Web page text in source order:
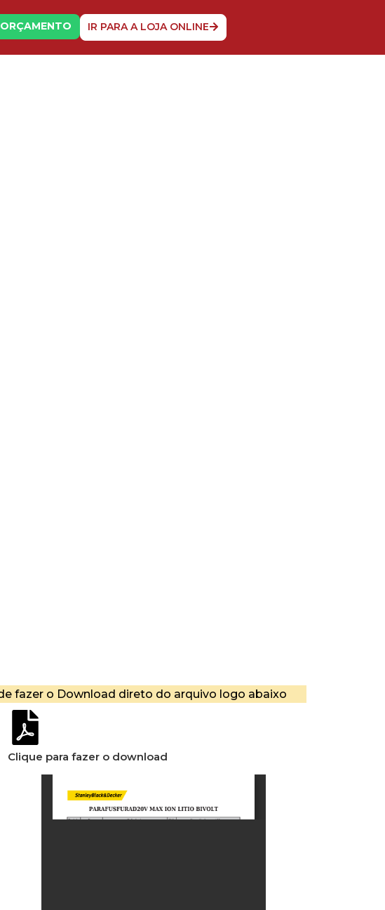
IR PARA A LOJA ONLINE
fazer o Download direto do arquivo logo abaixo
Clique para fazer o download